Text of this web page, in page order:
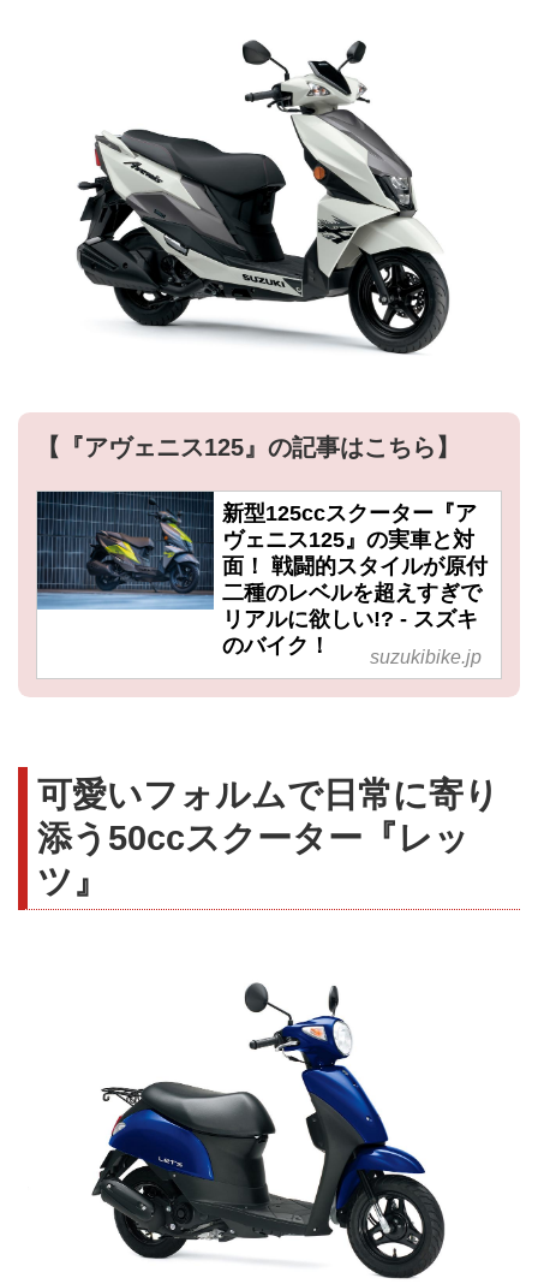
【『アヴェニス125』の記事はこちら】
新型125ccスクーター『ア
ヴェニス125』の実車と対
面！ 戦闘的スタイルが原付
二種のレベルを超えすぎで
リアルに欲しい!? - スズキ
のバイク！
suzukibike.jp
可愛いフォルムで日常に寄り
添う50ccスクーター『レッ
ツ』